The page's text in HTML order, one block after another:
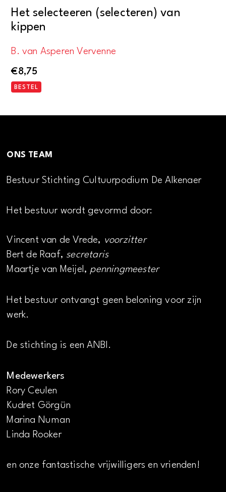
Het selecteeren (selecteren) van
kippen
B. van Asperen Vervenne
€8,75
BESTEL
ONS TEAM
Bestuur Stichting Cultuurpodium De Alkenaer
Het bestuur wordt gevormd door:
Vincent van de Vrede, voorzitter
Bert de Raaf, secretaris
Maartje van Meijel, penningmeester
Het bestuur ontvangt geen beloning voor zijn
werk.
De stichting is een ANBI.
Medewerkers
Rory Ceulen
Kudret Görgün
Marina Numan
Linda Rooker
en onze fantastische vrijwilligers en vrienden!